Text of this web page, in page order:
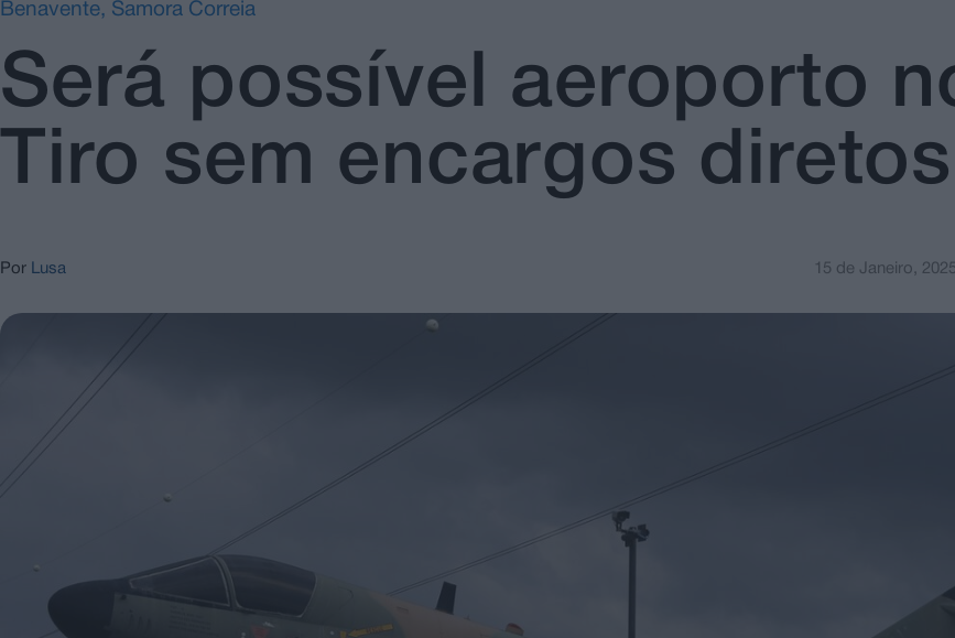
Benavente, Samora Correia
Será possível aeroporto
Tiro sem encargos
Por Lusa 15 de Janeiro, 2025